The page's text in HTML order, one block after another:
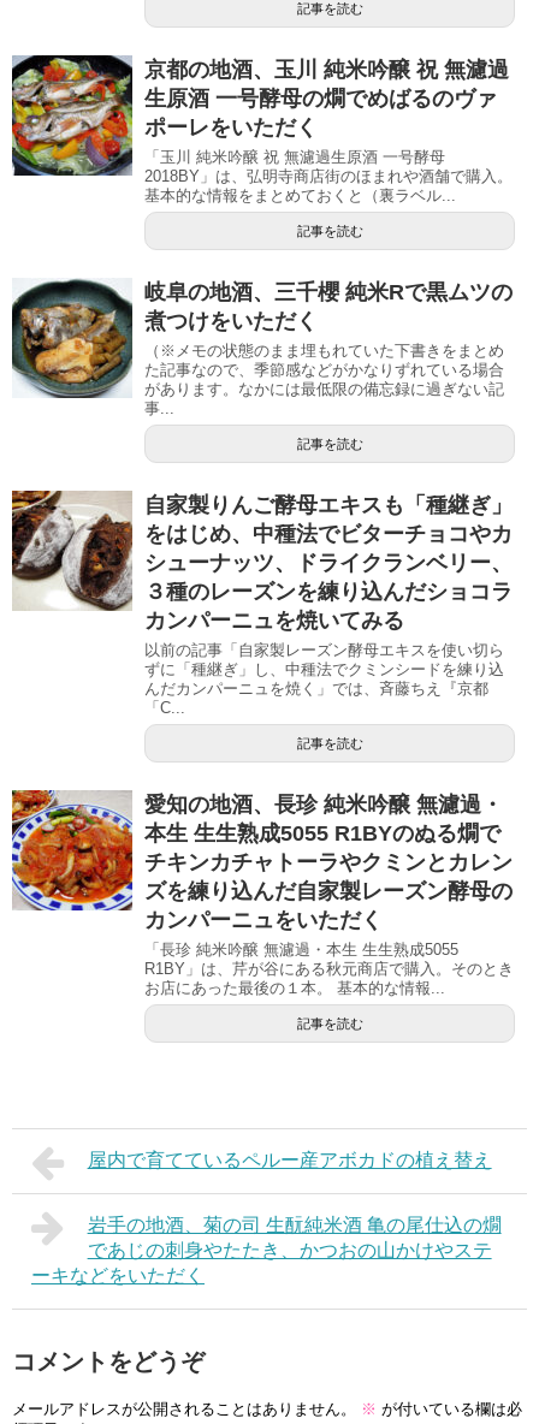
記事を読む
京都の地酒、玉川 純米吟醸 祝 無濾過
生原酒 一号酵母の燗でめばるのヴァ
ポーレをいただく
「玉川 純米吟醸 祝 無濾過生原酒 一号酵母
2018BY」は、弘明寺商店街のほまれや酒舗で購入。
基本的な情報をまとめておくと（裏ラベル...
記事を読む
岐阜の地酒、三千櫻 純米Rで黒ムツの
煮つけをいただく
（※メモの状態のまま埋もれていた下書きをまとめ
た記事なので、季節感などがかなりずれている場合
があります。なかには最低限の備忘録に過ぎない記
事...
記事を読む
自家製りんご酵母エキスも「種継ぎ」
をはじめ、中種法でビターチョコやカ
シューナッツ、ドライクランベリー、
３種のレーズンを練り込んだショコラ
カンパーニュを焼いてみる
以前の記事「自家製レーズン酵母エキスを使い切ら
ずに「種継ぎ」し、中種法でクミンシードを練り込
んだカンパーニュを焼く」では、斉藤ちえ『京都
「C...
記事を読む
愛知の地酒、長珍 純米吟醸 無濾過・
本生 生生熟成5055 R1BYのぬる燗で
チキンカチャトーラやクミンとカレン
ズを練り込んだ自家製レーズン酵母の
カンパーニュをいただく
「長珍 純米吟醸 無濾過・本生 生生熟成5055
R1BY」は、芹が谷にある秋元商店で購入。そのとき
お店にあった最後の１本。 基本的な情報...
記事を読む
屋内で育てているペルー産アボカドの植え替え
岩手の地酒、菊の司 生酛純米酒 亀の尾仕込の燗
であじの刺身やたたき、かつおの山かけやステ
ーキなどをいただく
コメントをどうぞ
メールアドレスが公開されることはありません。 ※ が付いている欄は必